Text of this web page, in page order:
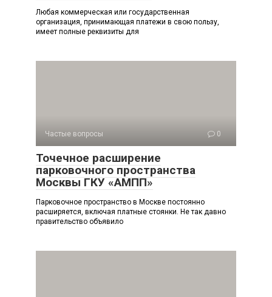
Любая коммерческая или государственная
организация, принимающая платежи в свою пользу,
имеет полные реквизиты для
Частые вопросы 0
Точечное расширение
парковочного пространства
Москвы ГКУ «АМПП»
Парковочное пространство в Москве постоянно
расширяется, включая платные стоянки. Не так давно
правительство объявило